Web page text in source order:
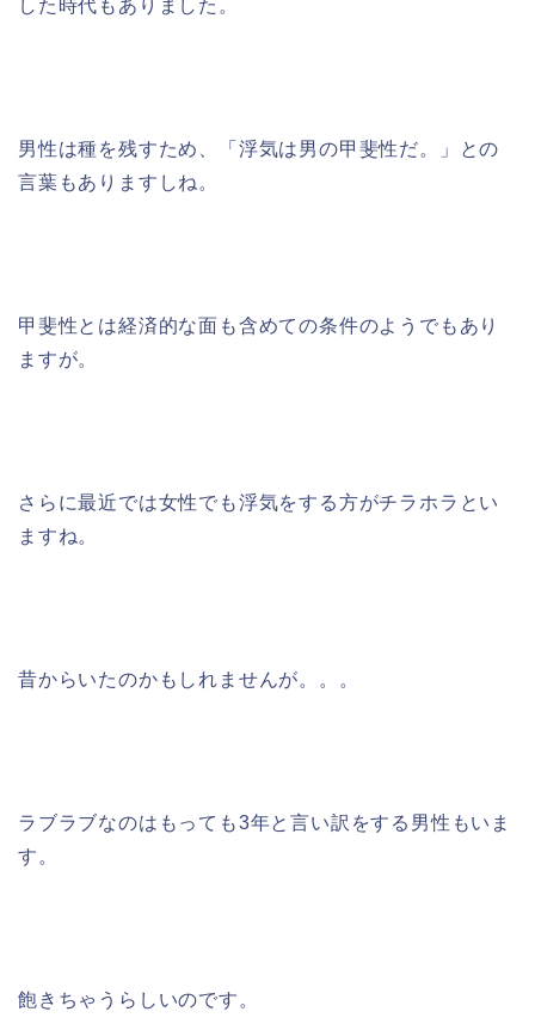
した時代もありました。
男性は種を残すため、「浮気は男の甲斐性だ。」との
言葉もありますしね。
甲斐性とは経済的な面も含めての条件のようでもあり
ますが。
さらに最近では女性でも浮気をする方がチラホラとい
ますね。
昔からいたのかもしれませんが。。。
ラブラブなのはもっても3年と言い訳をする男性もいま
す。
飽きちゃうらしいのです。